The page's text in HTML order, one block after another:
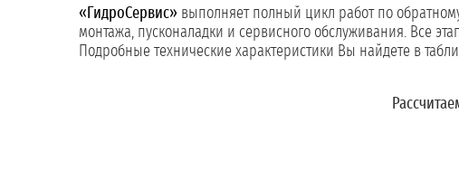
«ГидроСервис» выполняет полный цикл работ по
монтажа, пусконаладки и сервисного обслуживания. Все
Подробные технические характеристики Вы найдете в